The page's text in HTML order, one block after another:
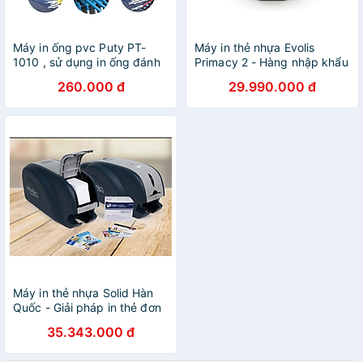
Máy in ống pvc Puty PT-
1010 , sử dụng in ống đánh
260.000 đ
Máy in thẻ nhựa Evolis
Primacy 2 - Hàng nhập khẩu
29.990.000 đ
Máy in thẻ nhựa Solid Hàn
Quốc - Giải pháp in thẻ đơn
dùng - Hàng chính hãng
35.343.000 đ